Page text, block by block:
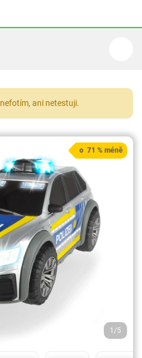
nefotím, ani netestuji.
1/5
o 71 % méně